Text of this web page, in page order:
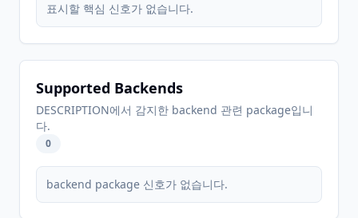
표시할 핵심 신호가 없습니다.
Supported Backends
DESCRIPTION에서 감지한 backend 관련 package입니
다.
0
backend package 신호가 없습니다.